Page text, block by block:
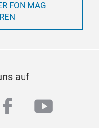
FON MAG
auf
facebook